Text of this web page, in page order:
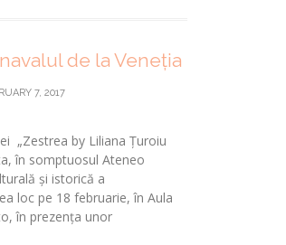
de la Veneția
7, 2017
„Zestrea by Liliana Țuroiu
în somptuosul Ateneo
și istorică a
loc pe 18 februarie, în Aula
în prezența unor